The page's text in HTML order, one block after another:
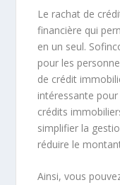
Le rachat de
financière qui
en un seul.
pour les
de crédit
intéressante
crédits
simplifier la
réduire le
Ainsi, vous